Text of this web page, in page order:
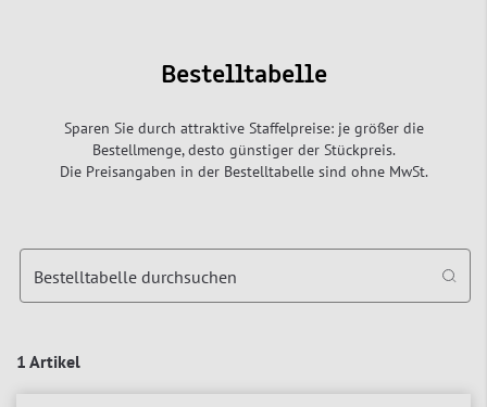
Bestelltabelle
Sparen Sie durch attraktive Staffelpreise: je größer die
Bestellmenge, desto günstiger der Stückpreis.
Die Preisangaben in der Bestelltabelle sind ohne MwSt.
1 Artikel
Bestelltabelle durchsuchen